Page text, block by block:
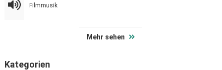
Filmmusik
Mehr sehen
Kategorien